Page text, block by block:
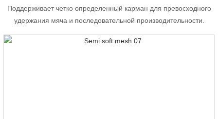
Поддерживает четко определенный карман для превосходного
удержания мяча и последовательной производительности.